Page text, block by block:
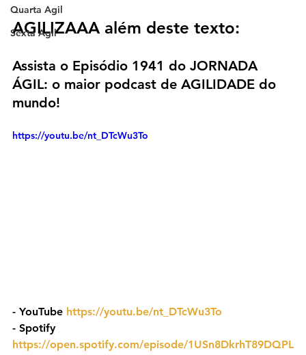
Quarta Agil
Sexta Agil
AGILIZAAA além deste texto:
Assista o Episódio 1941 do JORNADA
ÁGIL: o maior podcast de AGILIDADE do
mundo!
https://youtu.be/nt_DTcWu3To
- YouTube https://youtu.be/nt_DTcWu3To
- ⁠Spotify
https://open.spotify.com/episode/1USn8DkrhT89DQPL